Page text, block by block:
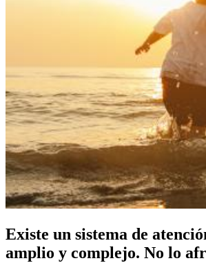
Existe un sistema de
amplio y complejo. No lo